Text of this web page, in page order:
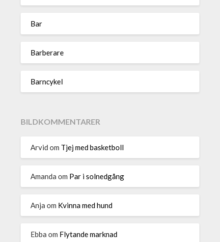
Bar
Barberare
Barncykel
BILDKOMMENTARER
Arvid om Tjej med basketboll
Amanda om Par i solnedgång
Anja om Kvinna med hund
Ebba om Flytande marknad